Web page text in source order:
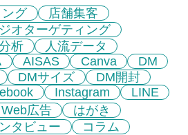
グ
店舗集客
ジオターゲティング
析
人流データ
AISAS Canva
DM
DMサイズ
DM開封
Instagram
LINE
Web広告
はがき
タビュー
コラム